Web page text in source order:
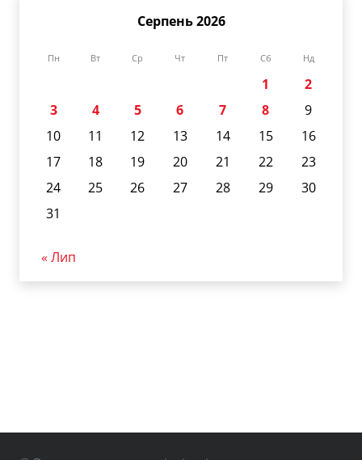
Серпень 2026
Пн Вт Ср Чт Пт Сб Нд
1
2
3
4 5 6 7 8
9
10
11 12 13 14 15
16
17
18 19 20 21 22
23
24
25 26 27 28 29
30
31
« Лип